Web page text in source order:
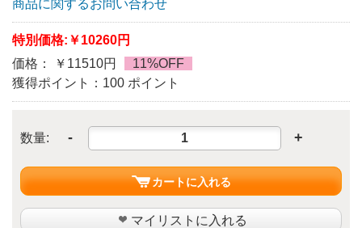
商品に関するお問い合わせ
特別価格: ￥10260円
価格： ￥11510円
11%OFF
獲得ポイント：100 ポイント
数量: - +
カートに入れる
マイリストに入れる